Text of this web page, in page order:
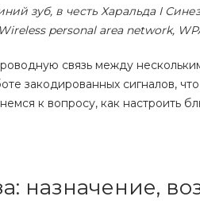
зуб, в честь Харальда I
personal area network,
связь между
закодированных сигналов,
к вопросу, как настроить
назначение,